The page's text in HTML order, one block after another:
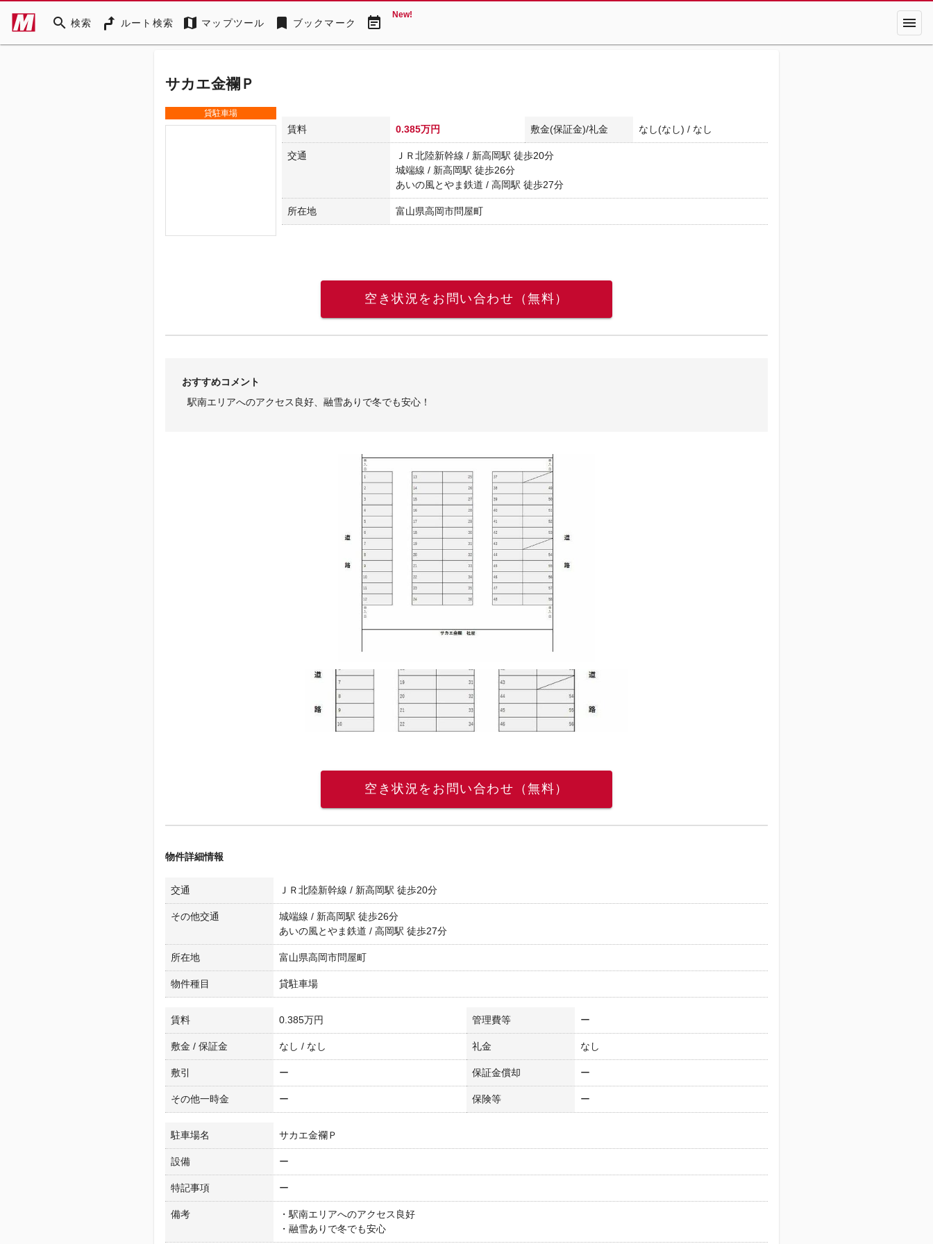
search 検索 ルート検索 map マップツール bookmark ブックマーク event_note New! menu
サカエ金襴Ｐ
貸駐車場
賃料 0.385万円 敷金(保証金)/礼金 なし(なし) / なし
交通
ＪＲ北陸新幹線 / 新高岡駅 徒歩20分
城端線 / 新高岡駅 徒歩26分
あいの風とやま鉄道 / 高岡駅 徒歩27分
所在地 富山県高岡市問屋町
空き状況をお問い合わせ（無料）
おすすめコメント
駅南エリアへのアクセス良好、融雪ありで冬でも安心！
空き状況をお問い合わせ（無料）
物件詳細情報
交通 ＪＲ北陸新幹線 / 新高岡駅 徒歩20分
その他交通
城端線 / 新高岡駅 徒歩26分
あいの風とやま鉄道 / 高岡駅 徒歩27分
所在地 富山県高岡市問屋町
物件種目 貸駐車場
賃料 0.385万円 管理費等 ー
敷金 / 保証金 なし / なし 礼金 なし
敷引 ー 保証金償却 ー
その他一時金 ー 保険等 ー
駐車場名 サカエ金襴Ｐ
設備 ー
特記事項 ー
備考
・駅南エリアへのアクセス良好
・融雪ありで冬でも安心